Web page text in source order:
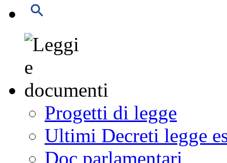
Progetti di legge
Ultimi Decreti legge
Doc parlamentari